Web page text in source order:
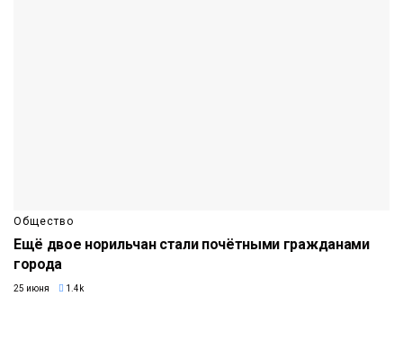
Общество
Ещё двое норильчан стали почётными гражданами
города
25 июня 1.4k